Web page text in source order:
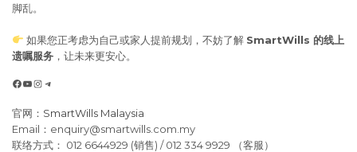
脚乱。
如果您正考虑为自己或家人提前规划，不妨了解 SmartWills 的线上
遗嘱服务 ，让未来更安心。
Facebook
YouTube
Instagram
Telegram
官网： SmartWills Malaysia
Email：enquiry@smartwills.com.my
联络方式： 012 6644929 (销售) / 012 334 9929 （客服）